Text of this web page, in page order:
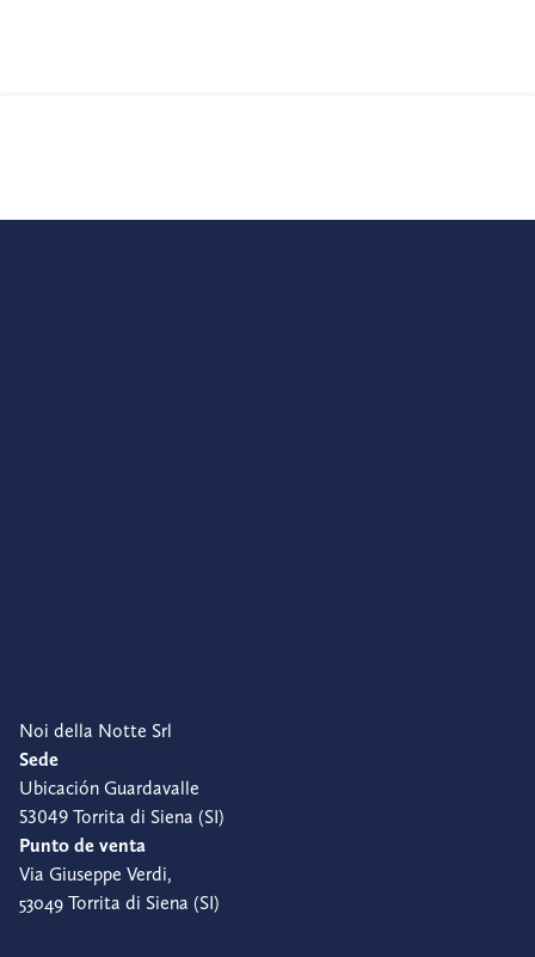
Noi della Notte Srl
Sede
Ubicación Guardavalle
53049 Torrita di Siena (SI)
Punto de venta
Via Giuseppe Verdi,
53049 Torrita di Siena (SI)